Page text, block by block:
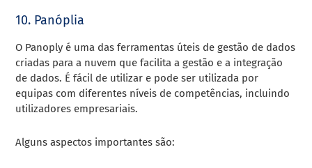
10. Panóplia
O Panoply é uma das ferramentas úteis de gestão de dados
criadas para a nuvem que facilita a gestão e a integração
de dados. É fácil de utilizar e pode ser utilizada por
equipas com diferentes níveis de competências, incluindo
utilizadores empresariais.
Alguns aspectos importantes são: